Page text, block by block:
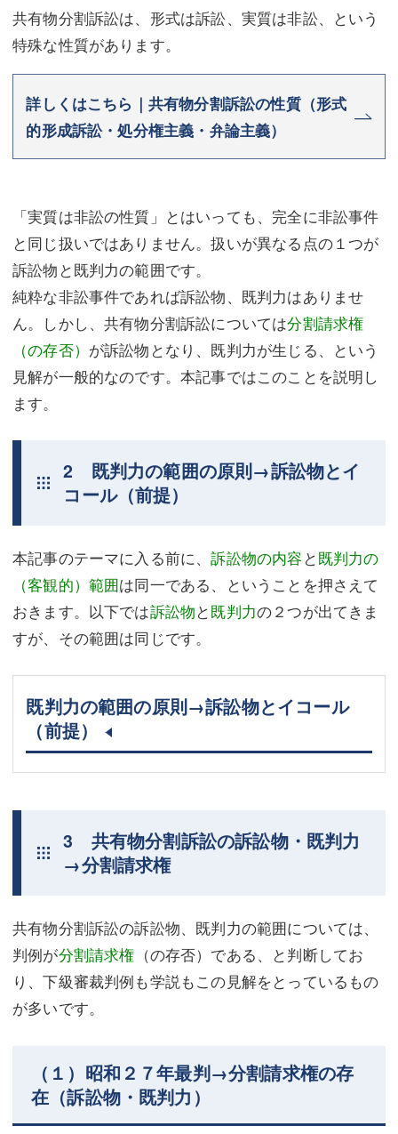
共有物分割訴訟は、形式は訴訟、実質は非訟、という
特殊な性質があります。
詳しくはこちら｜共有物分割訴訟の性質（形式
的形成訴訟・処分権主義・弁論主義）
「実質は非訟の性質」とはいっても、完全に非訟事件
と同じ扱いではありません。扱いが異なる点の１つが
訴訟物と既判力の範囲です。
純粋な非訟事件であれば訴訟物、既判力はありませ
ん。しかし、共有物分割訴訟については分割請求権
（の存否） が訴訟物となり、既判力が生じる、という
見解が一般的なのです。本記事ではこのことを説明し
ます。
2 既判力の範囲の原則→訴訟物とイ
コール（前提）
本記事のテーマに入る前に、訴訟物の内容 と既判力の
（客観的）範囲は同一である、ということを押さえて
おきます。以下では訴訟物と既判力の２つが出てきま
すが、その範囲は同じです。
既判力の範囲の原則→訴訟物とイコール
（前提）
3 共有物分割訴訟の訴訟物・既判力
→分割請求権
共有物分割訴訟の訴訟物、既判力の範囲については、
判例が分割請求権 （の存否）である、と判断してお
り、下級審裁判例も学説もこの見解をとっているもの
が多いです。
（１）昭和２７年最判→分割請求権の存
在（訴訟物・既判力）